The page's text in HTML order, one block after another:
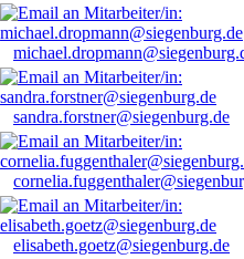
sandra.forstner@siegenburg.de
elisabeth.goetz@siegenburg.de